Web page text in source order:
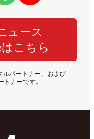
ュース
こちら
ルパートナー、および
トナーです。